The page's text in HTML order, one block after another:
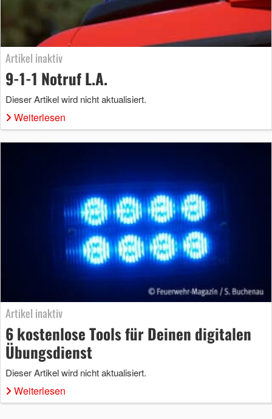
Artikel inaktiv
9-1-1 Notruf L.A.
Dieser Artikel wird nicht aktualisiert.
Weiterlesen
Artikel inaktiv
6 kostenlose Tools für Deinen digitalen
Übungsdienst
Dieser Artikel wird nicht aktualisiert.
Weiterlesen